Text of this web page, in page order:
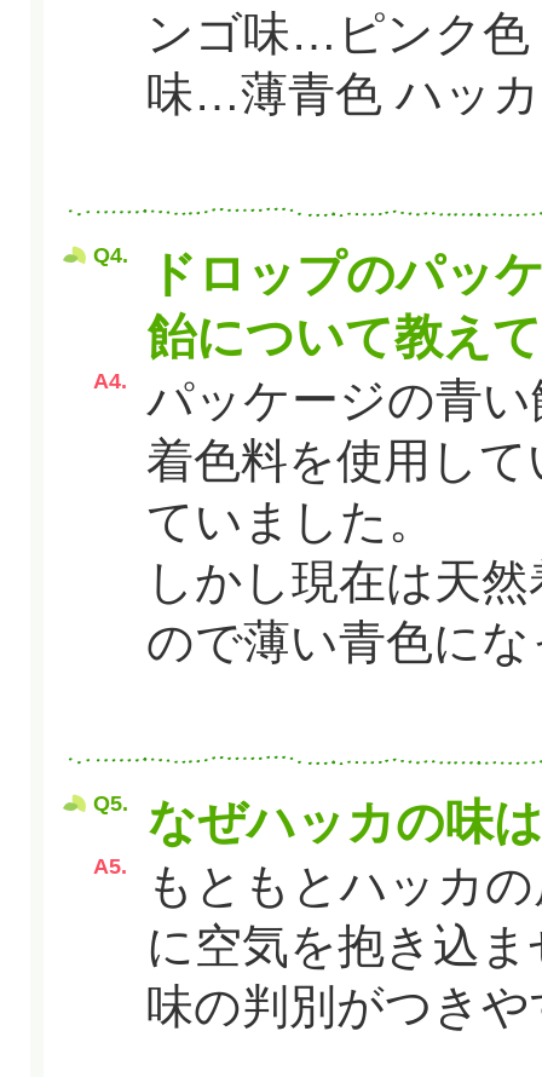
ンゴ味…ピンク
味…薄青色 ハッ
Q4.
ドロップのパッ
飴について教え
A4.
パッケージの青
着色料を使用し
ていました。
しかし現在は天
ので薄い青色に
Q5. なぜハッカの味
A5.
もともとハッカ
に空気を抱き込
味の判別がつき